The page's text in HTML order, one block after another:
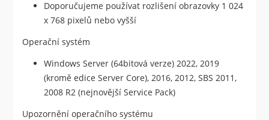
Doporučujeme používat rozlišení obrazovky 1 024
x 768 pixelů nebo vyšší
Operační systém
Windows Server (64bitová verze) 2022, 2019
(kromě edice Server Core), 2016, 2012, SBS 2011,
2008 R2 (nejnovější Service Pack)
Upozornění operačního systému